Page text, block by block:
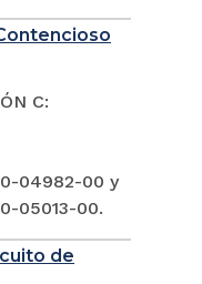
C:
04982-00 y
05013-00.
de